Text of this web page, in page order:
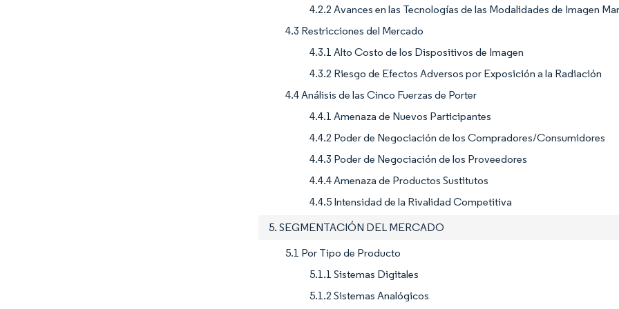
4.2.2 Avances en las Tecnologías de las Modalidades de Imagen
4.3 Restricciones del Mercado
4.3.1 Alto Costo de los Dispositivos de Imagen
4.3.2 Riesgo de Efectos Adversos por Exposición a la Radiación
4.4 Análisis de las Cinco Fuerzas de Porter
4.4.1 Amenaza de Nuevos Participantes
4.4.2 Poder de Negociación de los Compradores/Consumidores
4.4.3 Poder de Negociación de los Proveedores
4.4.4 Amenaza de Productos Sustitutos
4.4.5 Intensidad de la Rivalidad Competitiva
5. SEGMENTACIÓN DEL MERCADO
5.1 Por Tipo de Producto
5.1.1 Sistemas Digitales
5.1.2 Sistemas Analógicos